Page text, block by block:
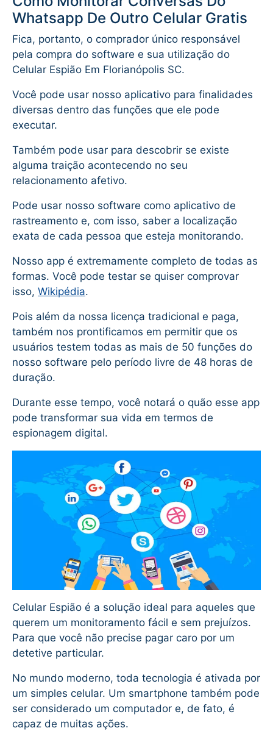
Whatsapp De Outro Celular Gratis
Fica, portanto, o comprador único responsável
pela compra do software e sua utilização do
Celular Espião Em Florianópolis SC.
Você pode usar nosso aplicativo para finalidades
diversas dentro das funções que ele pode
executar.
Também pode usar para descobrir se existe
alguma traição acontecendo no seu
relacionamento afetivo.
Pode usar nosso software como aplicativo de
rastreamento e, com isso, saber a localização
exata de cada pessoa que esteja monitorando.
Nosso app é extremamente completo de todas as
formas. Você pode testar se quiser comprovar
isso, Wikipédia.
Pois além da nossa licença tradicional e paga,
também nos prontificamos em permitir que os
usuários testem todas as mais de 50 funções do
nosso software pelo período livre de 48 horas de
duração.
Durante esse tempo, você notará o quão esse app
pode transformar sua vida em termos de
espionagem digital.
Celular Espião é a solução ideal para aqueles que
querem um monitoramento fácil e sem prejuízos.
Para que você não precise pagar caro por um
detetive particular.
No mundo moderno, toda tecnologia é ativada por
um simples celular. Um smartphone também pode
ser considerado um computador e, de fato, é
capaz de muitas ações.